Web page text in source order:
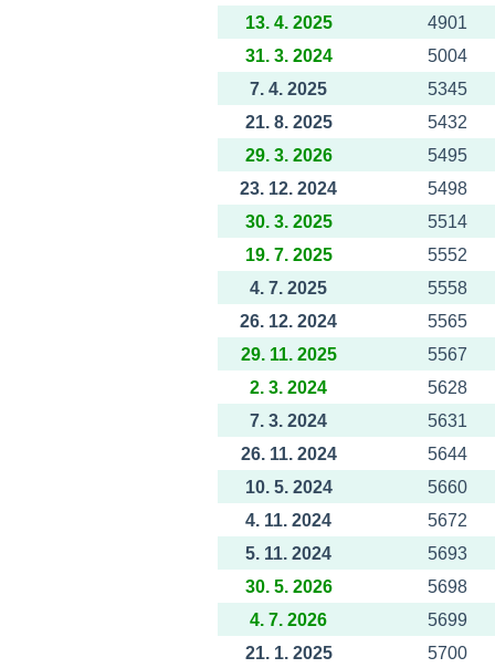
13. 4. 2025
4901
31. 3. 2024
5004
7. 4. 2025
5345
21. 8. 2025
5432
29. 3. 2026
5495
23. 12. 2024
5498
30. 3. 2025
5514
19. 7. 2025
5552
4. 7. 2025
5558
26. 12. 2024
5565
29. 11. 2025
5567
2. 3. 2024
5628
7. 3. 2024
5631
26. 11. 2024
5644
10. 5. 2024
5660
4. 11. 2024
5672
5. 11. 2024
5693
30. 5. 2026
5698
4. 7. 2026
5699
21. 1. 2025
5700